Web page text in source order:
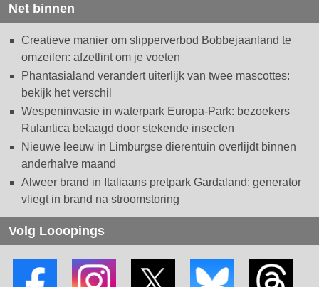
Net binnen
Creatieve manier om slipperverbod Bobbejaanland te
omzeilen: afzetlint om je voeten
Phantasialand verandert uiterlijk van twee mascottes:
bekijk het verschil
Wespeninvasie in waterpark Europa-Park: bezoekers
Rulantica belaagd door stekende insecten
Nieuwe leeuw in Limburgse dierentuin overlijdt binnen
anderhalve maand
Alweer brand in Italiaans pretpark Gardaland: generator
vliegt in brand na stroomstoring
Volg Looopings